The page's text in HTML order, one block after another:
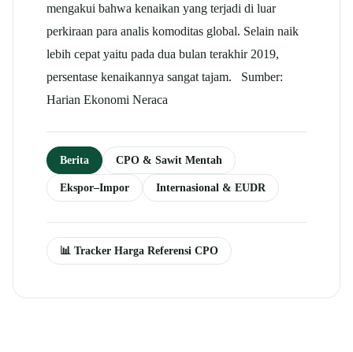
mengakui bahwa kenaikan yang terjadi di luar
perkiraan para analis komoditas global. Selain naik
lebih cepat yaitu pada dua bulan terakhir 2019,
persentase kenaikannya sangat tajam. Sumber:
Harian Ekonomi Neraca
Berita CPO & Sawit Mentah
Ekspor–Impor Internasional & EUDR
📊 Tracker Harga Referensi CPO